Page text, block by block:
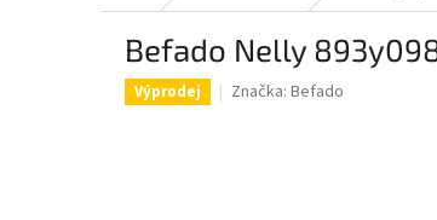
Befado Nelly
Výprodej Značka: Befado